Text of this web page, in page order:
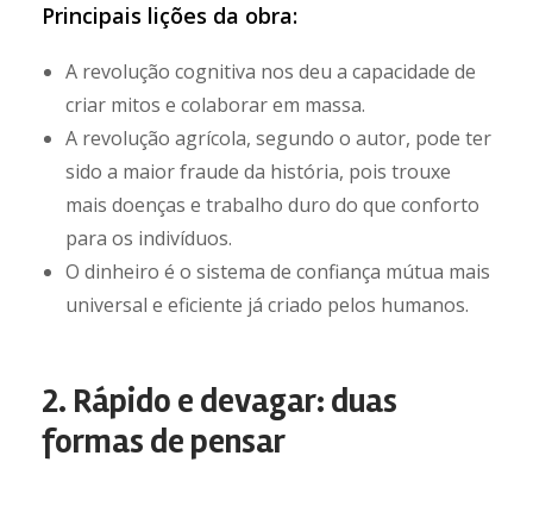
Principais lições da obra:
A revolução cognitiva nos deu a capacidade de
criar mitos e colaborar em massa.
A revolução agrícola, segundo o autor, pode ter
sido a maior fraude da história, pois trouxe
mais doenças e trabalho duro do que conforto
para os indivíduos.
O dinheiro é o sistema de confiança mútua mais
universal e eficiente já criado pelos humanos.
2. Rápido e devagar: duas
formas de pensar